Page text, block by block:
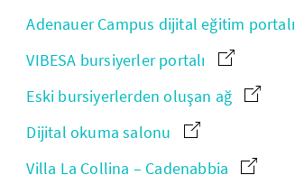
Adenauer Campus dijital eğitim portalı
VIBESA bursiyerler portalı
Eski bursiyerlerden oluşan ağ
Dijital okuma salonu
Villa La Collina – Cadenabbia